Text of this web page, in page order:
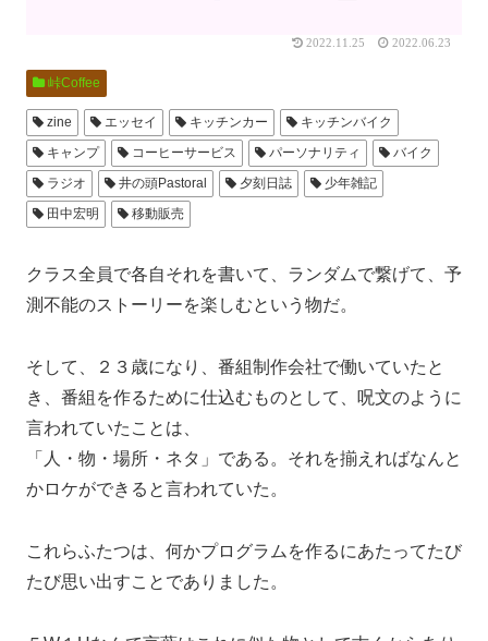
2022.11.25 2022.06.23
峠Coffee
zine エッセイ キッチンカー
キッチンバイク
キャンプ
コーヒーサービス パーソナリティ
バイク
ラジオ
井の頭Pastoral 夕刻日誌
少年雑記
田中宏明
移動販売
クラス全員で各自それを書いて、ランダムで繋げて、予
測不能のストーリーを楽しむという物だ。
そして、２３歳になり、番組制作会社で働いていたと
き、番組を作るために仕込むものとして、呪文のように
言われていたことは、
「人・物・場所・ネタ」である。それを揃えればなんと
かロケができると言われていた。
これらふたつは、何かプログラムを作るにあたってたび
たび思い出すことでありました。